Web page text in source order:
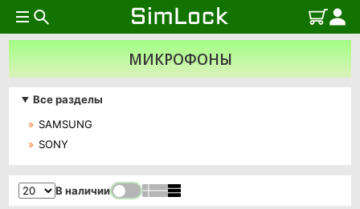
МИКРОФОНЫ
Все разделы
SAMSUNG
SONY
В наличии